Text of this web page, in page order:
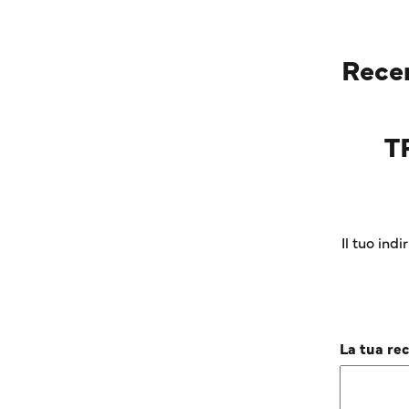
Il tuo
La tua